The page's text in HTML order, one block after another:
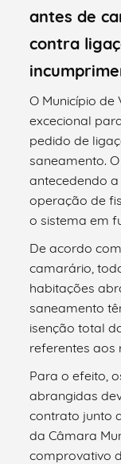
antes de
contra
O Município
excecional
pedido de
saneamento.
antecedendo
operação de
o sistema em
De acordo
camarário,
habitações
saneamento
isenção total
referentes aos
Para o efeito,
abrangidas
contrato junto
da Câmara
comprovativo